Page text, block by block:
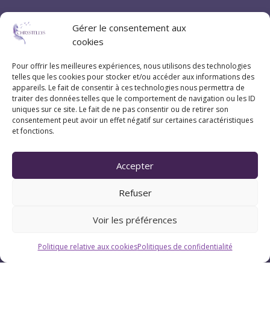
Gérer le consentement aux
cookies
Pour offrir les meilleures expériences, nous utilisons des technologies
telles que les cookies pour stocker et/ou accéder aux informations des
appareils. Le fait de consentir à ces technologies nous permettra de
traiter des données telles que le comportement de navigation ou les ID
uniques sur ce site. Le fait de ne pas consentir ou de retirer son
consentement peut avoir un effet négatif sur certaines caractéristiques
et fonctions.
Accepter
Refuser
Voir les préférences
Politique relative aux cookiesPolitiques de confidentialité
Suivez Chrystellys